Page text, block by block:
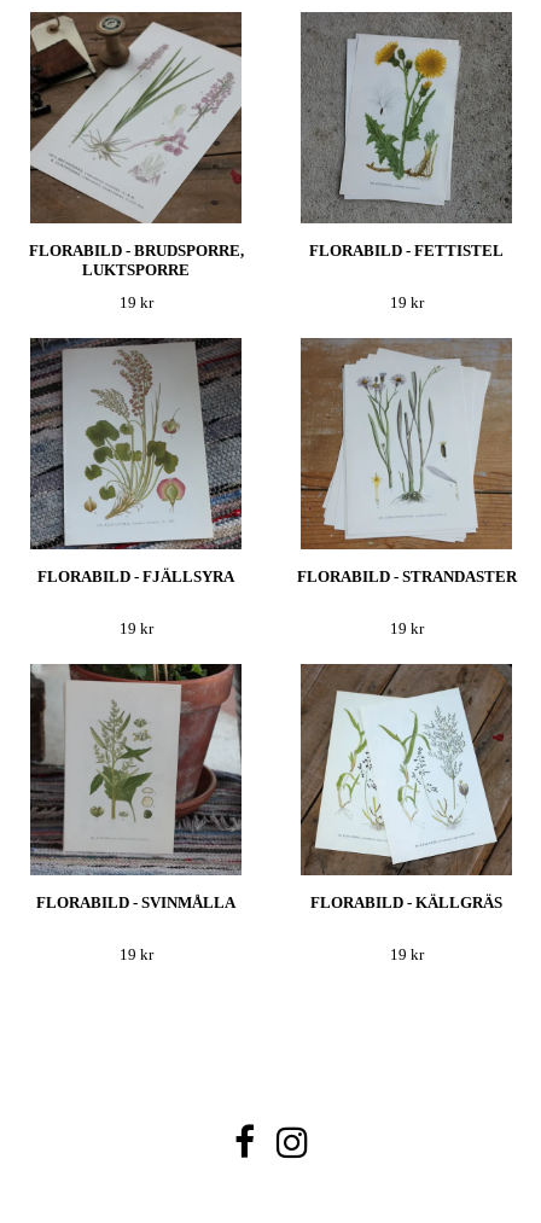
FLORABILD - BRUDSPORRE,
LUKTSPORRE
19 kr
FLORABILD - FETTISTEL
19 kr
FLORABILD - FJÄLLSYRA
19 kr
FLORABILD - STRANDASTER
19 kr
FLORABILD - SVINMÅLLA
19 kr
FLORABILD - KÄLLGRÄS
19 kr